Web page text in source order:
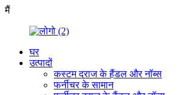
मैं
घर
उत्पादों
कस्टम दराज के हैंडल और नॉब्स
फर्नीचर के सामान